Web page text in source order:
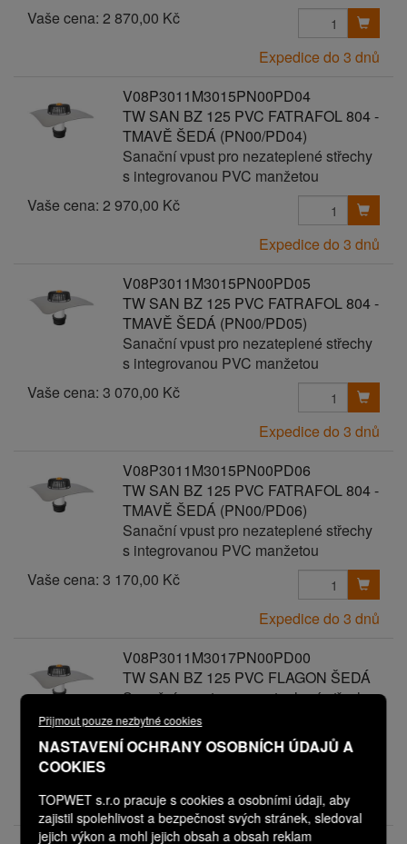
Přijmout pouze nezbytné cookies
NASTAVENÍ OCHRANY OSOBNÍCH ÚDAJŮ A
COOKIES
TOPWET s.r.o pracuje s cookies a osobními údaji, aby
zajistil spolehlivost a bezpečnost svých stránek, sledoval
jejich výkon a mohl jejich obsah a obsah reklam
Vaše cena: 2 870,00 Kč
Expedice do 3 dnů
V08P3011M3015PN00PD04
TW SAN BZ 125 PVC FATRAFOL 804 -
TMAVĚ ŠEDÁ (PN00/PD04)
Sanační vpust pro nezateplené střechy
s integrovanou PVC manžetou
Vaše cena: 2 970,00 Kč
Expedice do 3 dnů
V08P3011M3015PN00PD05
TW SAN BZ 125 PVC FATRAFOL 804 -
TMAVĚ ŠEDÁ (PN00/PD05)
Sanační vpust pro nezateplené střechy
s integrovanou PVC manžetou
Vaše cena: 3 070,00 Kč
Expedice do 3 dnů
V08P3011M3015PN00PD06
TW SAN BZ 125 PVC FATRAFOL 804 -
TMAVĚ ŠEDÁ (PN00/PD06)
Sanační vpust pro nezateplené střechy
s integrovanou PVC manžetou
Vaše cena: 3 170,00 Kč
Expedice do 3 dnů
V08P3011M3017PN00PD00
TW SAN BZ 125 PVC FLAGON ŠEDÁ
Sanační vpust pro nezateplené střechy
s integrovanou PVC manžetou
Vaše cena:2 570,00 Kč
Expedice do 3 dnů